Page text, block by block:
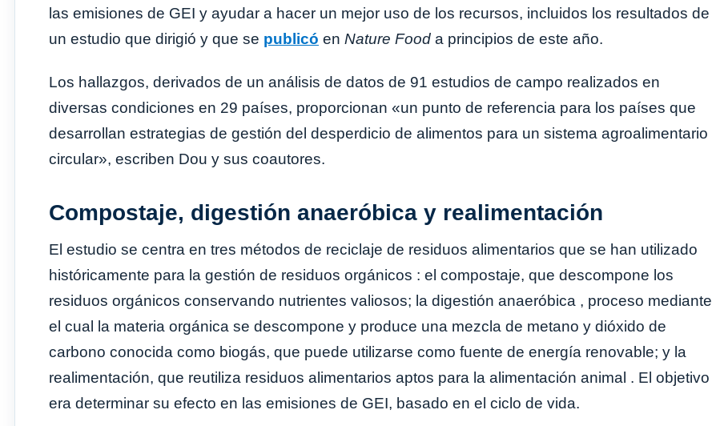
las emisiones de GEI y ayudar a hacer un mejor uso de los recursos, incluidos los resultados de
un estudio que dirigió y que se publicó en Nature Food a principios de este año.
Los hallazgos, derivados de un análisis de datos de 91 estudios de campo realizados en
diversas condiciones en 29 países, proporcionan «un punto de referencia para los países que
desarrollan estrategias de gestión del desperdicio de alimentos para un sistema agroalimentario
circular», escriben Dou y sus coautores.
Compostaje, digestión anaeróbica y realimentación
El estudio se centra en tres métodos de reciclaje de residuos alimentarios que se han utilizado
históricamente para la gestión de residuos orgánicos : el compostaje, que descompone los
residuos orgánicos conservando nutrientes valiosos; la digestión anaeróbica , proceso mediante
el cual la materia orgánica se descompone y produce una mezcla de metano y dióxido de
carbono conocida como biogás, que puede utilizarse como fuente de energía renovable; y la
realimentación, que reutiliza residuos alimentarios aptos para la alimentación animal . El objetivo
era determinar su efecto en las emisiones de GEI, basado en el ciclo de vida.